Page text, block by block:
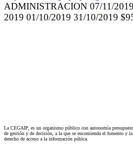
ADMINISTRACION 07/11/
2019 01/10/2019 31/10/2019
La CEGAIP, es un organismo público con autonomía
de gestión y de decisión, a la que se encomienda el fomento y
derecho de acceso a la información púbica.